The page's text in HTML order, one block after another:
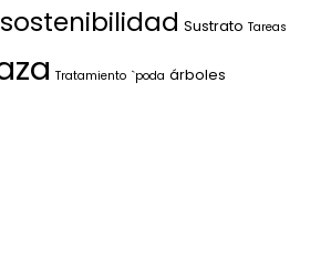
sostenibilidad Sustrato Tareas
Tratamiento `poda árboles